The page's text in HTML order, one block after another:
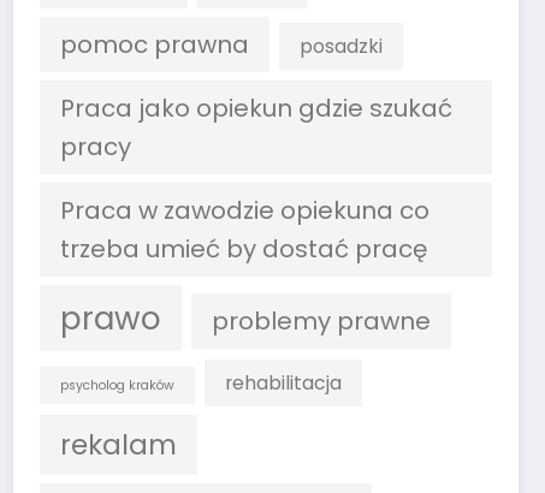
pomoc prawna posadzki
Praca jako opiekun gdzie szukać
pracy
Praca w zawodzie opiekuna co
trzeba umieć by dostać pracę
prawo problemy prawne
psycholog kraków rehabilitacja
rekalam